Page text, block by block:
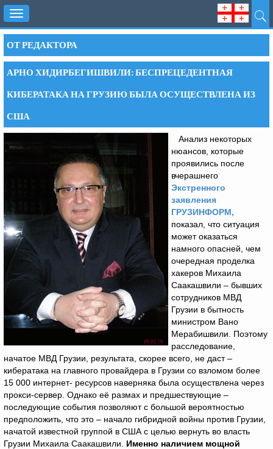
Toggle
navigation
ОТ РЕДАКТОРА
АРНО ХИДИРБЕГИШВИЛИ: БЕСПРЕЦЕДЕНТНАЯ
КИБЕРАТАКА НА ГРУЗИЮ БЫЛА ОСУЩЕСТВЛЕНА ИЗ
США
Анализ некоторых
нюансов, которые
проявились после
вчерашнего
Экстренного
заявления
ГРУЗИНФОРМ,
показал, что ситуация
может оказаться
намного опасней, чем
очередная проделка
хакеров Михаила
Саакашвили – бывших
сотрудников МВД
Грузии в бытность
министром Вано
Мерабишвили. Поэтому
расследование,
начатое МВД Грузии, результата, скорее всего, не даст –
кибератака на главного провайдера в Грузии со взломом более
15 000 интернет- ресурсов наверняка была осуществлена через
прокси-сервер. Однако её размах и предшествующие –
последующие события позволяют с большой вероятностью
предположить, что это – начало гибридной войны против Грузии,
начатой известной группой в США с целью вернуть во власть
Грузии Михаила Саакашвили. Именно наличием мощной